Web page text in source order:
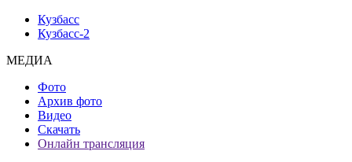
Кузбасс
Кузбасс-2
МЕДИА
Фото
Архив фото
Видео
Скачать
Онлайн трансляция